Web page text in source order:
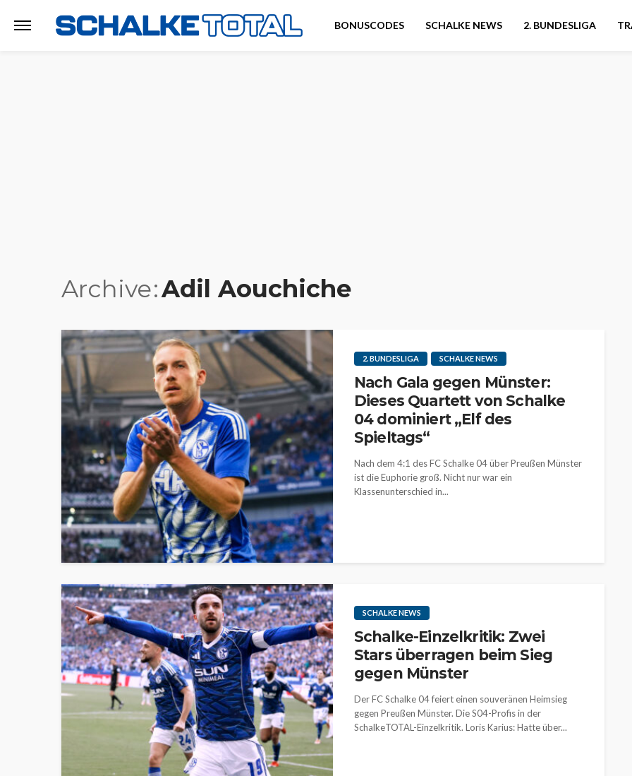
BONUSCODES SCHALKE NEWS 2. BUNDESLIGA
Archive Adil Aouchiche
2. BUNDESLIGA SCHALKE NEWS
Nach Gala gegen Münster:
Dieses Quartett von Schalke
04 dominiert „Elf des
Spieltags“
Nach dem 4:1 des FC Schalke 04 über Preußen Münster
ist die Euphorie groß. Nicht nur war ein
Klassenunterschied in...
SCHALKE NEWS
Schalke-Einzelkritik: Zwei
Stars überragen beim Sieg
gegen Münster
Der FC Schalke 04 feiert einen souveränen Heimsieg
gegen Preußen Münster. Die S04-Profis in der
SchalkeTOTAL-Einzelkritik. Loris Karius: Hatte über...